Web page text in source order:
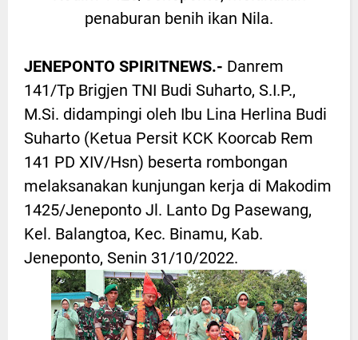
penaburan benih ikan Nila.
JENEPONTO SPIRITNEWS.- Danrem
141/Tp Brigjen TNI Budi Suharto, S.I.P.,
M.Si. didampingi oleh Ibu Lina Herlina Budi
Suharto (Ketua Persit KCK Koorcab Rem
141 PD XIV/Hsn) beserta rombongan
melaksanakan kunjungan kerja di Makodim
1425/Jeneponto Jl. Lanto Dg Pasewang,
Kel. Balangtoa, Kec. Binamu, Kab.
Jeneponto, Senin 31/10/2022.